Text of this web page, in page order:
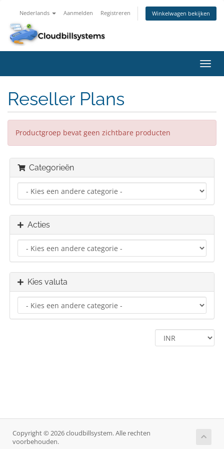
Nederlands Aanmelden Registreren Winkelwagen bekijken
in-/
Reseller Plans
Productgroep bevat geen zichtbare producten
Categorieën
Acties
Kies valuta
Copyright © 2026 cloudbillsystem. Alle rechten
voorbehouden.